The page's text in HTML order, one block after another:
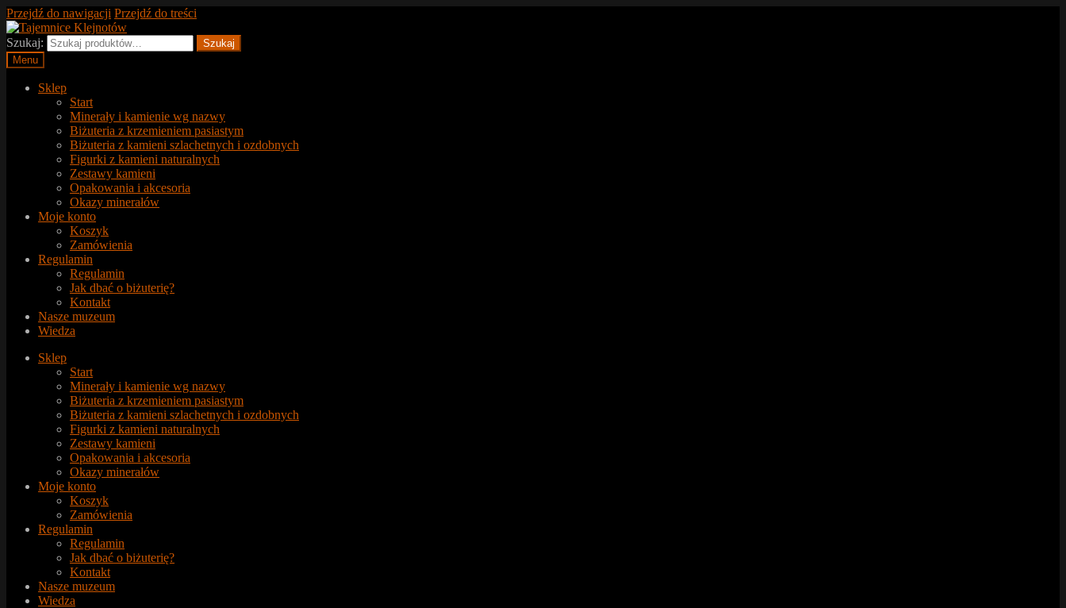
Przejdź do nawigacji Przejdź do treści
Szukaj:
Szukaj
Menu
Sklep
Start
Minerały i kamienie wg nazwy
Biżuteria z krzemieniem pasiastym
Biżuteria z kamieni szlachetnych i ozdobnych
Figurki z kamieni naturalnych
Zestawy kamieni
Opakowania i akcesoria
Okazy minerałów
Moje konto
Koszyk
Zamówienia
Regulamin
Regulamin
Jak dbać o biżuterię?
Kontakt
Nasze muzeum
Wiedza
Sklep
Start
Minerały i kamienie wg nazwy
Biżuteria z krzemieniem pasiastym
Biżuteria z kamieni szlachetnych i ozdobnych
Figurki z kamieni naturalnych
Zestawy kamieni
Opakowania i akcesoria
Okazy minerałów
Moje konto
Koszyk
Zamówienia
Regulamin
Regulamin
Jak dbać o biżuterię?
Kontakt
Nasze muzeum
Wiedza